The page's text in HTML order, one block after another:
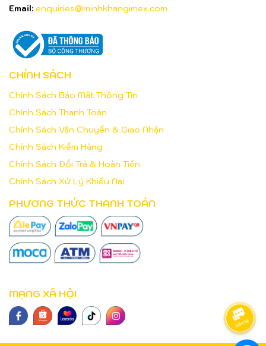
Email: enquiries@minhkhangimex.com
CHÍNH SÁCH
Chính Sách Bảo Mật Thông Tin
Chính Sách Thanh Toán
Chính Sách Vận Chuyển & Giao Nhận
Chính Sách Kiểm Hàng
Chính Sách Đổi Trả & Hoàn Tiền
Chính Sách Xử Lý Khiếu Nại
PHƯƠNG THỨC THANH TOÁN
MẠNG XÃ HỘI